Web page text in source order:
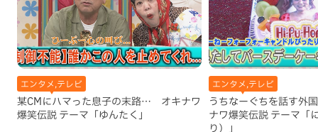
エンタメ,テレビ
某CMにハマった息子の末路… オキナワ
爆笑伝説 テーマ「ゆんたく」
エンタメ,テレビ
うちなーぐちを話す外
ナワ爆笑伝説 テーマ「
り）」